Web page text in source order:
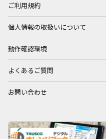
ご利用規約
個人情報の取扱いについて
動作確認環境
よくあるご質問
お問い合わせ